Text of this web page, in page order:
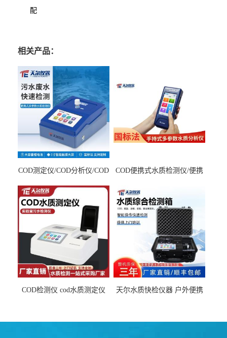
配
相关产品：
COD测定仪/COD分析仪/COD
COD便携式水质检测仪/便携
COD检测仪 cod水质测定仪
天尔水质快检仪器 户外便携